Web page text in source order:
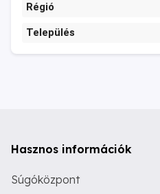
Régió
Település
Hasznos információk
Súgóközpont